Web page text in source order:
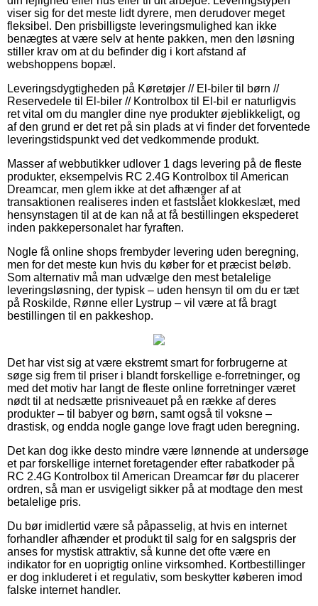
viser sig for det meste lidt dyrere, men derudover meget
fleksibel. Den prisbilligste leveringsmulighed kan ikke
benægtes at være selv at hente pakken, men den løsning
stiller krav om at du befinder dig i kort afstand af
webshoppens bopæl.
Leveringsdygtigheden på Køretøjer // El-biler til børn //
Reservedele til El-biler // Kontrolbox til El-bil er naturligvis
ret vital om du mangler dine nye produkter øjeblikkeligt, og
af den grund er det ret på sin plads at vi finder det forventede
leveringstidspunkt ved det vedkommende produkt.
Masser af webbutikker udlover 1 dags levering på de fleste
produkter, eksempelvis RC 2.4G Kontrolbox til American
Dreamcar, men glem ikke at det afhænger af at
transaktionen realiseres inden et fastslået klokkeslæt, med
hensynstagen til at de kan nå at få bestillingen ekspederet
inden pakkepersonalet har fyraften.
Nogle få online shops frembyder levering uden beregning,
men for det meste kun hvis du køber for et præcist beløb.
Som alternativ må man udvælge den mest betalelige
leveringsløsning, der typisk – uden hensyn til om du er tæt
på Roskilde, Rønne eller Lystrup – vil være at få bragt
bestillingen til en pakkeshop.
Det har vist sig at være ekstremt smart for forbrugerne at
søge sig frem til priser i blandt forskellige e-forretninger, og
med det motiv har langt de fleste online forretninger været
nødt til at nedsætte prisniveauet på en række af deres
produkter – til babyer og børn, samt også til voksne –
drastisk, og endda nogle gange love fragt uden beregning.
Det kan dog ikke desto mindre være lønnende at undersøge
et par forskellige internet foretagender efter rabatkoder på
RC 2.4G Kontrolbox til American Dreamcar før du placerer
ordren, så man er usvigeligt sikker på at modtage den mest
betalelige pris.
Du bør imidlertid være så påpasselig, at hvis en internet
forhandler afhænder et produkt til salg for en salgspris der
anses for mystisk attraktiv, så kunne det ofte være en
indikator for en uoprigtig online virksomhed. Kortbestillinger
er dog inkluderet i et regulativ, som beskytter køberen imod
falske internet handler.